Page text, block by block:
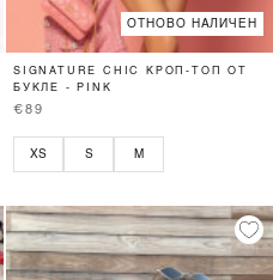
ОТНОВО НАЛИЧЕН
SIGNATURE CHIC КРОП-ТОП ОТ
БУКЛЕ - PINK
€89
XS S M